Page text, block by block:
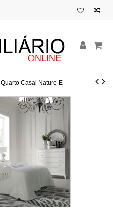
Quarto Casal Nature E